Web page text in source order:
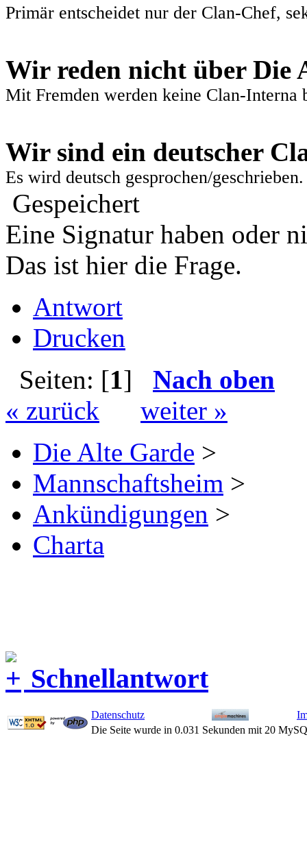
Primär entscheidet nur der Clan-Chef,
Wir reden nicht über Die
Mit Fremden werden keine Clan-Interna
Wir sind ein deutscher
Es wird deutsch gesprochen/geschrieben.
Gespeichert
Eine Signatur haben oder
Das ist hier die Frage.
Antwort
Drucken
Seiten: [1] Nach oben
« zurück
weiter »
Die Alte Garde >
Mannschaftsheim >
Ankündigungen >
Charta
Schnellantwort
Datenschutz
Die Seite wurde in 0.031 Sekunden mit 20